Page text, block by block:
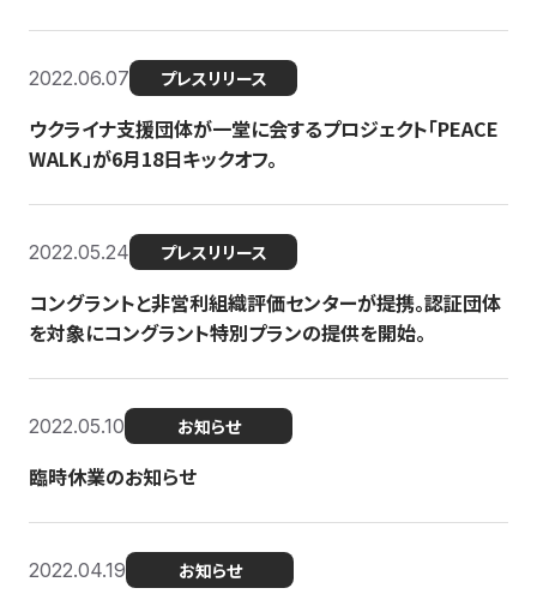
2022.06.07 プレスリリース
ウクライナ支援団体が一堂に会するプロジェクト「PEACE
WALK」が6月18日キックオフ。
2022.05.24 プレスリリース
コングラントと非営利組織評価センターが提携。認証団体
を対象にコングラント特別プランの提供を開始。
2022.05.10 お知らせ
臨時休業のお知らせ
2022.04.19 お知らせ